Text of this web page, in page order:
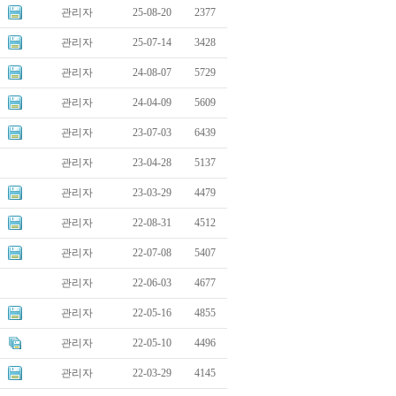
관리자 25-08-20 2377
관리자 25-07-14 3428
관리자 24-08-07 5729
관리자 24-04-09 5609
관리자 23-07-03 6439
관리자 23-04-28 5137
관리자 23-03-29 4479
관리자 22-08-31 4512
관리자 22-07-08 5407
관리자 22-06-03 4677
관리자 22-05-16 4855
관리자 22-05-10 4496
관리자 22-03-29 4145